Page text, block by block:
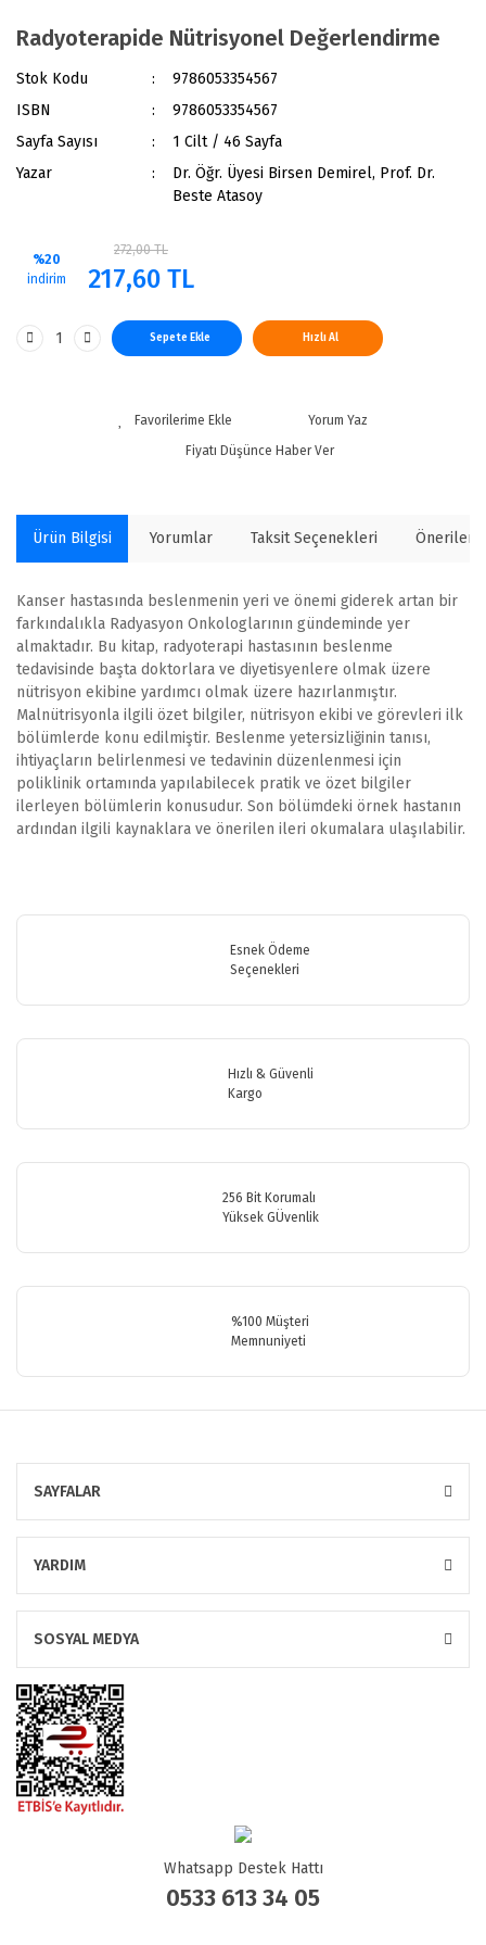
Radyoterapide Nütrisyonel Değerlendirme
Stok Kodu
9786053354567
ISBN
9786053354567
Sayfa Sayısı
1 Cilt / 46 Sayfa
Yazar
Dr. Öğr. Üyesi Birsen Demirel, Prof. Dr.
Beste Atasoy
%20
indirim
272,00 TL
217,60 TL
Sepete Ekle Hızlı Al
Yorum Yaz
Fiyatı Düşünce Haber Ver
Ürün Bilgisi Yorumlar Taksit Seçenekleri
Kanser hastasında beslenmenin yeri ve önemi giderek artan bir
farkındalıkla Radyasyon Onkologlarının gündeminde yer
almaktadır. Bu kitap, radyoterapi hastasının beslenme
tedavisinde başta doktorlara ve diyetisyenlere olmak üzere
nütrisyon ekibine yardımcı olmak üzere hazırlanmıştır.
Malnütrisyonla ilgili özet bilgiler, nütrisyon ekibi ve görevleri ilk
bölümlerde konu edilmiştir. Beslenme yetersizliğinin tanısı,
ihtiyaçların belirlenmesi ve tedavinin düzenlenmesi için
poliklinik ortamında yapılabilecek pratik ve özet bilgiler
ilerleyen bölümlerin konusudur. Son bölümdeki örnek hastanın
ardından ilgili kaynaklara ve önerilen ileri okumalara ulaşılabilir.
Bu ürüne ilk yorumu siz yapın!
Görüş ve önerileriniz için teşekkür ederiz.
Ürün resmi kalitesiz, bozuk veya görüntülenemiyor.
Ürün fiyatı diğer sitelerden daha pahalı.
Esnek Ödeme
Seçenekleri
Hızlı & Güvenli
Kargo
256 Bit Korumalı
Yüksek GÜvenlik
%100 Müşteri
Memnuniyeti
SAYFALAR
YARDIM
SOSYAL MEDYA
Whatsapp Destek Hattı
0533 613 34 05